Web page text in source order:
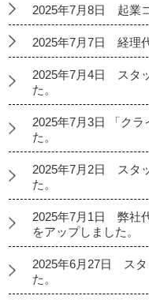
2025年7月8日 起業
2025年7月7日 経理
2025年7月4日 スタ
た。
2025年7月3日 「ク
た。
2025年7月2日 スタ
た。
2025年7月1日 弊社
をアップしました。
2025年6月27日 スタ
た。